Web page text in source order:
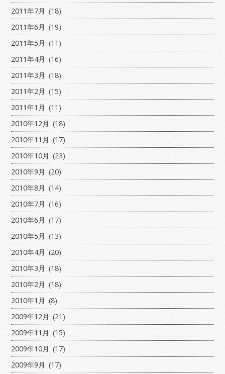
2011年7月 (18)
2011年6月 (19)
2011年5月 (11)
2011年4月 (16)
2011年3月 (18)
2011年2月 (15)
2011年1月 (11)
2010年12月 (18)
2010年11月 (17)
2010年10月 (23)
2010年9月 (20)
2010年8月 (14)
2010年7月 (16)
2010年6月 (17)
2010年5月 (13)
2010年4月 (20)
2010年3月 (18)
2010年2月 (18)
2010年1月 (8)
2009年12月 (21)
2009年11月 (15)
2009年10月 (17)
2009年9月 (17)